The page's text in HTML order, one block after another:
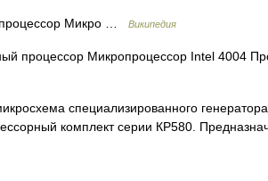
Микро … Википедия
Микропроцессор Intel 4004
специализированного
комплект серии КР580.